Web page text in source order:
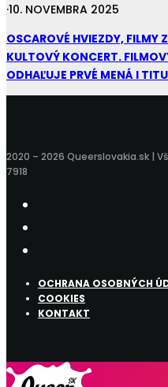
·10. NOVEMBRA 2025
OSCAROVÉ HVIEZDY, FILMY
KULTOVÝ KONCERT.
ODHAĽUJE PRVÉ MENÁ I
2020 – 2026 Queerslovakia.sk |
7918
OCHRANA OSOBNÝCH
COOKIES
KONTAKT